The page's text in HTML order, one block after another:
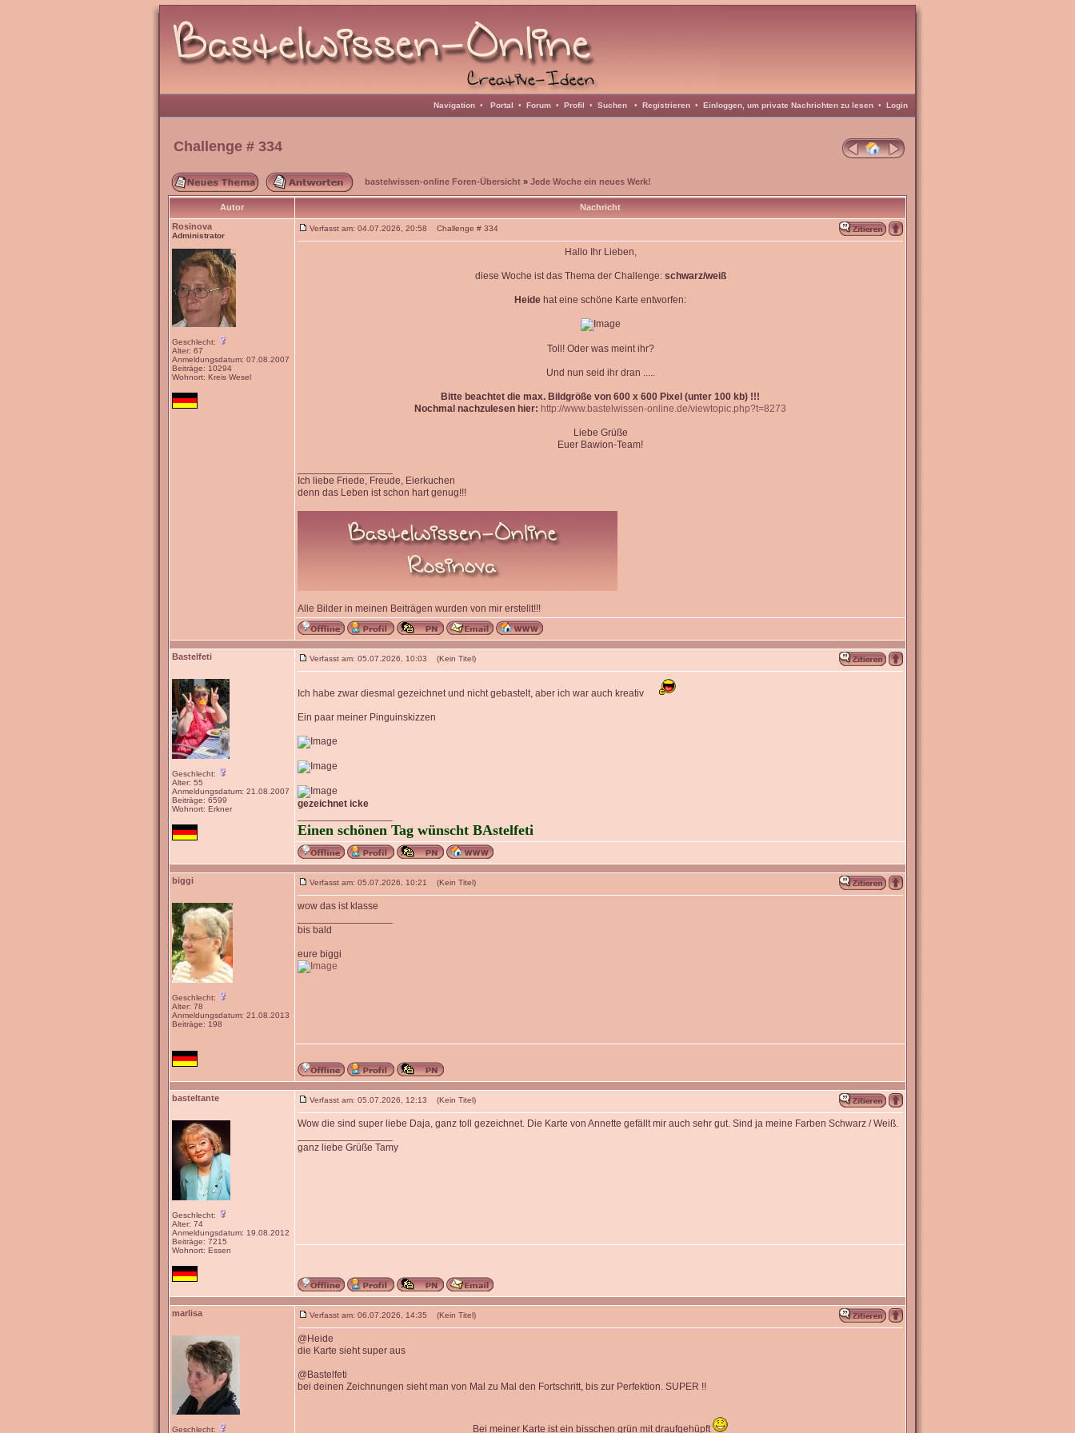
Navigation • Portal • Forum • Profil • Suchen • Registrieren • Einloggen, um private Nachrichten zu lesen • Login
Challenge # 334
bastelwissen-online Foren-Übersicht » Jede Woche ein neues Werk!
Autor
Nachricht
Rosinova
Administrator
Geschlecht:
Alter: 67
Anmeldungsdatum: 07.08.2007
Beiträge: 10294
Wohnort: Kreis Wesel
Verfasst am: 04.07.2026, 20:58 Challenge # 334
Hallo Ihr Lieben,
diese Woche ist das Thema der Challenge: schwarz/weiß
Heide hat eine schöne Karte entworfen:
Toll! Oder was meint ihr?
Und nun seid ihr dran .....
Bitte beachtet die max. Bildgröße von 600 x 600 Pixel (unter 100 kb) !!!
Nochmal nachzulesen hier: http://www.bastelwissen-online.de/viewtopic.php?t=8273
Liebe Grüße
Euer Bawion-Team!
Ich liebe Friede, Freude, Eierkuchen
denn das Leben ist schon hart genug!!!
Alle Bilder in meinen Beiträgen wurden von mir erstellt!!!
Bastelfeti
Geschlecht:
Alter: 55
Anmeldungsdatum: 21.08.2007
Beiträge: 6599
Wohnort: Erkner
Verfasst am: 05.07.2026, 10:03 (Kein Titel)
Ich habe zwar diesmal gezeichnet und nicht gebastelt, aber ich war auch kreativ
Ein paar meiner Pinguinskizzen
gezeichnet icke
Einen schönen Tag wünscht BAstelfeti
biggi
Geschlecht:
Alter: 78
Anmeldungsdatum: 21.08.2013
Beiträge: 198
Verfasst am: 05.07.2026, 10:21 (Kein Titel)
wow das ist klasse
bis bald
eure biggi
basteltante
Geschlecht:
Alter: 74
Anmeldungsdatum: 19.08.2012
Beiträge: 7215
Wohnort: Essen
Verfasst am: 05.07.2026, 12:13 (Kein Titel)
Wow die sind super liebe Daja, ganz toll gezeichnet. Die Karte von Annette gefällt mir auch sehr gut. Sind ja meine Farben Schwarz / Weiß.
ganz liebe Grüße Tamy
marlisa
Geschlecht:
Verfasst am: 06.07.2026, 14:35 (Kein Titel)
@Heide
die Karte sieht super aus
@Bastelfeti
bei deinen Zeichnungen sieht man von Mal zu Mal den Fortschritt, bis zur Perfektion. SUPER !!
Bei meiner Karte ist ein bisschen grün mit draufgehüpft